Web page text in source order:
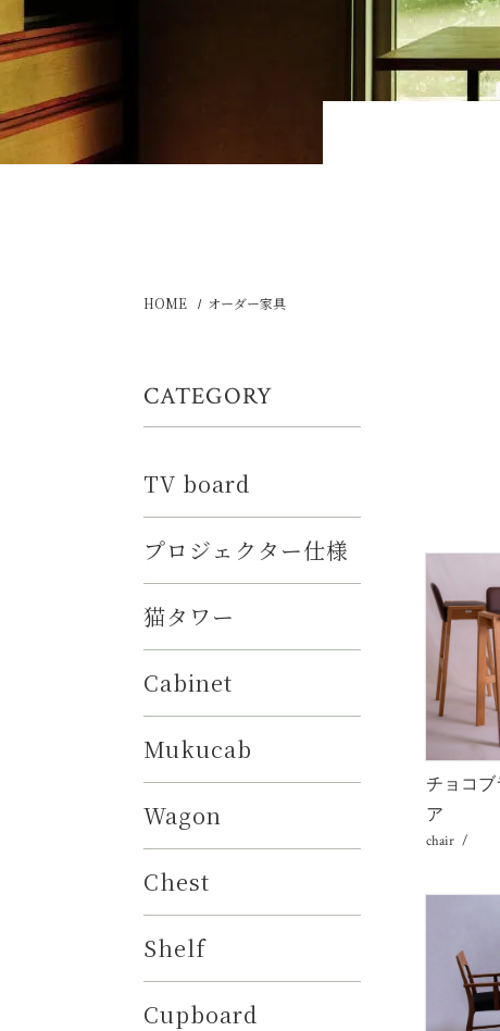
HOME オーダー家具
チョコブ
ア
chair
CATEGORY
TV board
プロジェクター仕様
猫タワー
Cabinet
Mukucab
Wagon
Chest
Shelf
Cupboard